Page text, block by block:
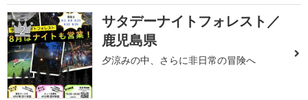
2
サタデーナイトフォレスト／
鹿児島県
夕涼みの中、さらに非日常の冒険へ